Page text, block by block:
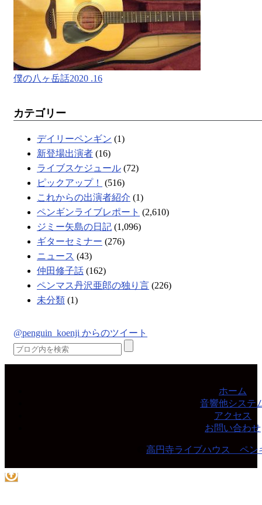
僕の八ヶ岳話2020 .16
カテゴリー
デイリーペンギン (1)
新登場出演者 (16)
ライブスケジュール (72)
ピックアップ！
(516)
これからの出演者紹介 (1)
ペンギンライブレポート (2,610)
ジミー矢島の日記 (1,096)
ギターセミナー (276)
ニュース (43)
仲田修子話 (162)
ペンマス丹沢亜郎の独り言 (226)
未分類 (1)
@penguin_koenji からのツイート
ホーム
音響他システ
アクセス
お問い合わせ
高円寺ライブハウス ペン